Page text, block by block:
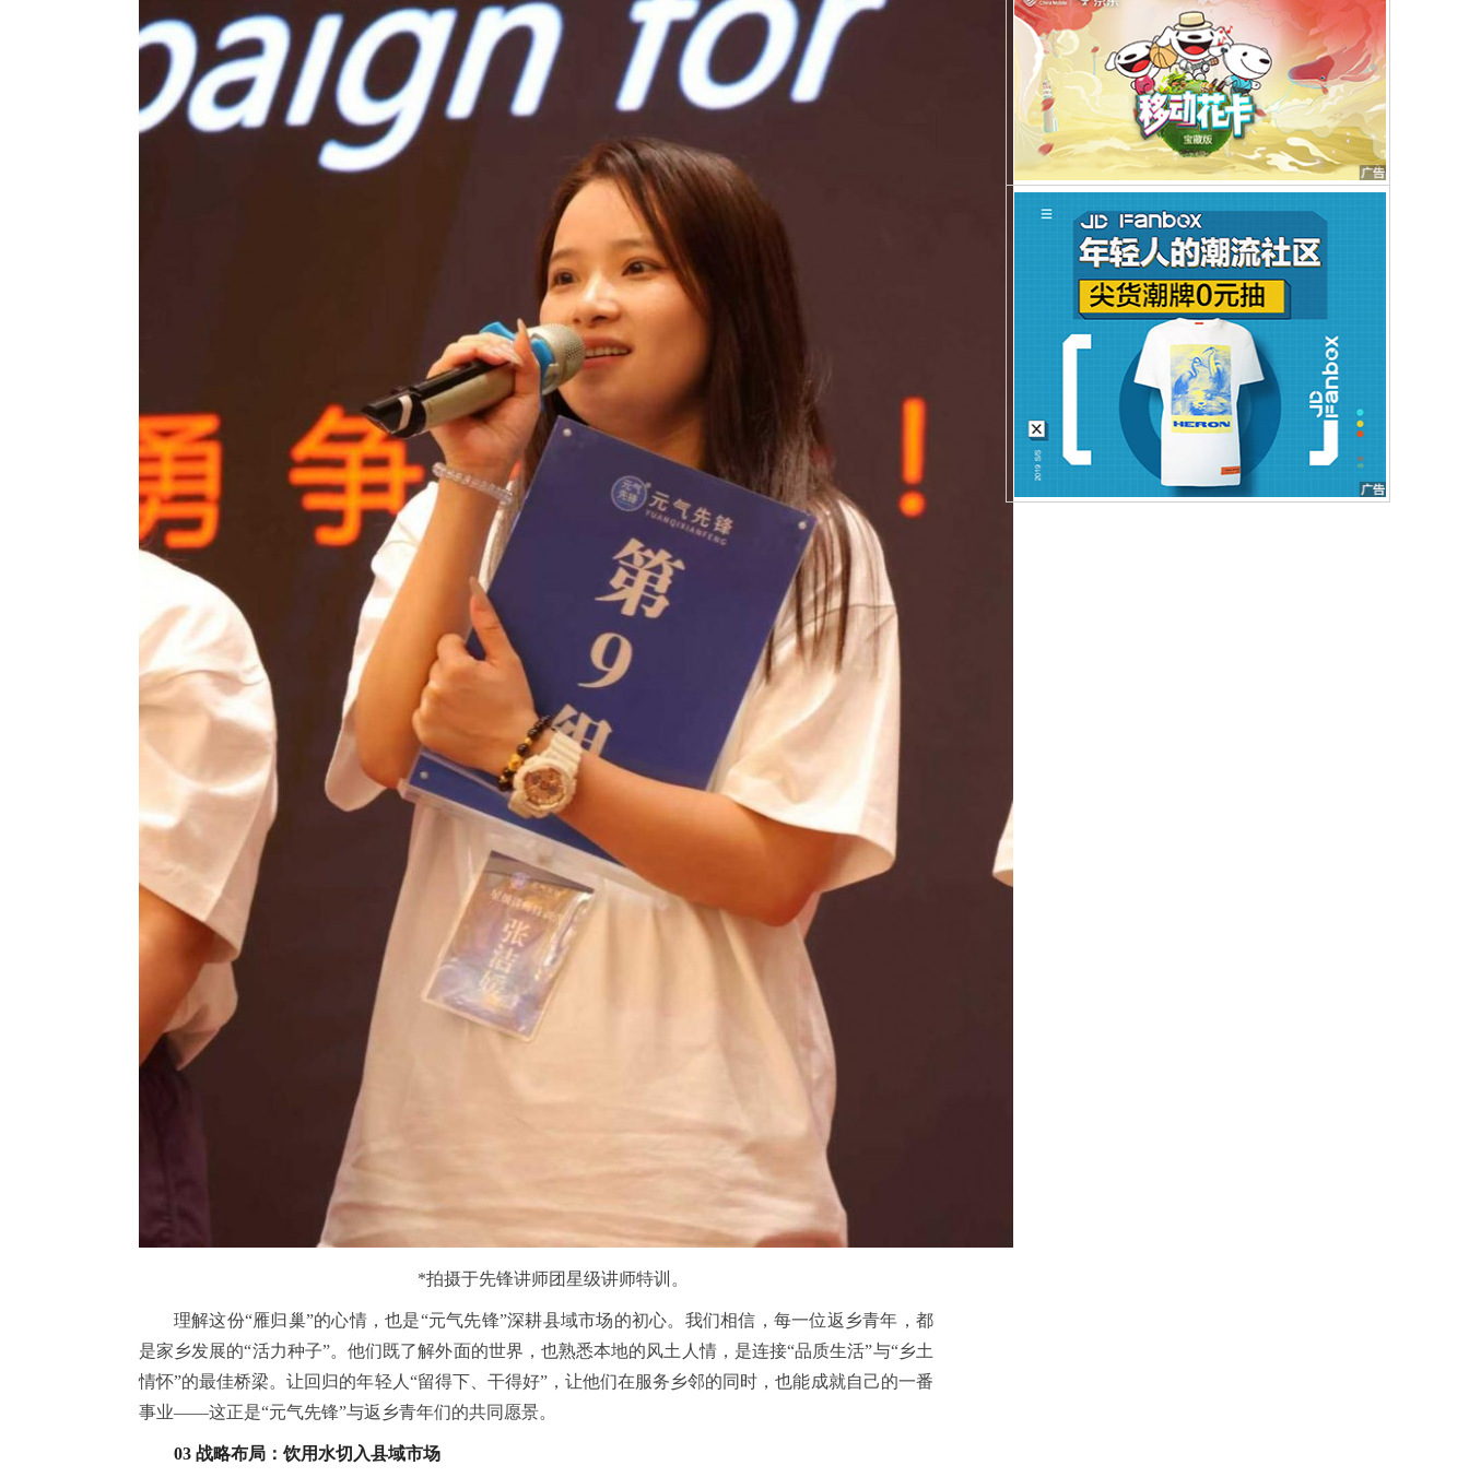
*拍摄于先锋讲师团星级讲师特训。
理解这份“雁归巢”的心情，也是“元气先锋”深耕县域市场的初心。我们相信，每一位返乡青年，都
是家乡发展的“活力种子”。他们既了解外面的世界，也熟悉本地的风土人情，是连接“品质生活”与“乡土
情怀”的最佳桥梁。让回归的年轻人“留得下、干得好”，让他们在服务乡邻的同时，也能成就自己的一番
事业——这正是“元气先锋”与返乡青年们的共同愿景。
03 战略布局：饮用水切入县域市场